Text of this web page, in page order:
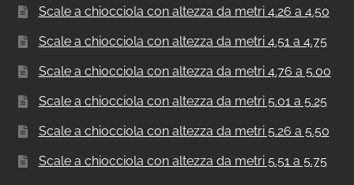
Scale a chiocciola con altezza da metri 4.26 a 4.50
Scale a chiocciola con altezza da metri 4.51 a 4.75
Scale a chiocciola con altezza da metri 4.76 a 5.00
Scale a chiocciola con altezza da metri 5.01 a 5.25
Scale a chiocciola con altezza da metri 5.26 a 5.50
Scale a chiocciola con altezza da metri 5.51 a 5.75